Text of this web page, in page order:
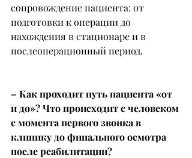
сопровождение пациента: от
подготовки к операции до
нахождения в стационаре и в
послеоперационный период.
– Как проходит путь пациента «от
и до»? Что происходит с человеком
с момента первого звонка в
клинику до финального осмотра
после реабилитации?